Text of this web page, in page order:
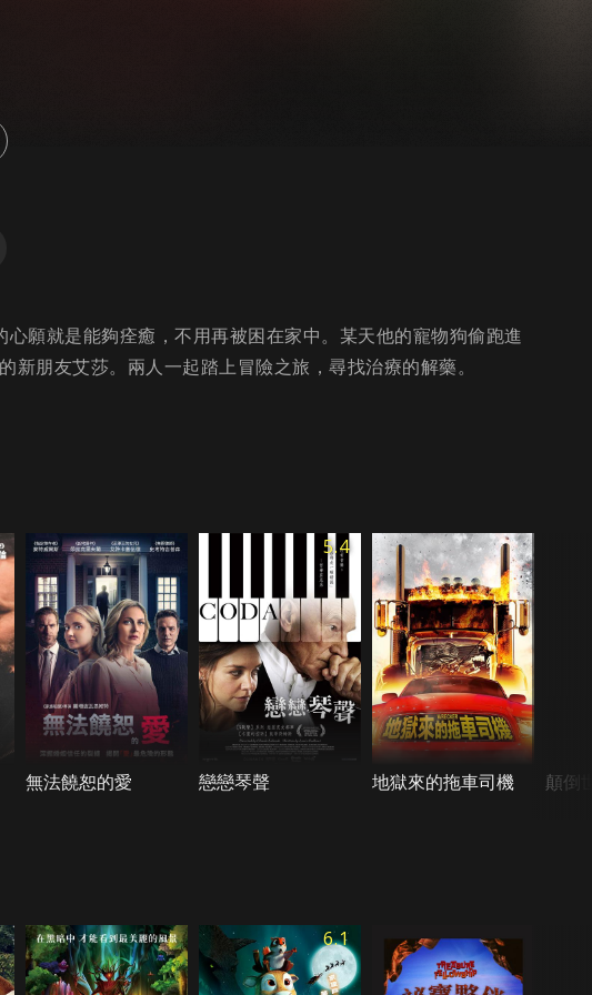
願就是能夠痊癒，不用再被困在家中。某天他的寵物狗偷跑進
新朋友艾莎。兩人一起踏上冒險之旅，尋找治療的解藥。
無法饒恕的愛
5.4
戀戀琴聲 地獄來的拖車司機 顛倒
6.1